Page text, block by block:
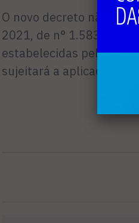
O novo decreto não
2021, de n° 1.583. O
estabelecidas pelo
sujeitará a aplicação de